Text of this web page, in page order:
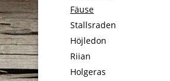
Fäuse
Stallsraden
Höjledon
Riian
Holgeras